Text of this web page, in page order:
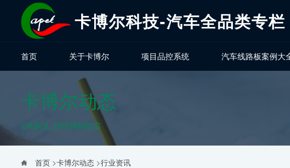
卡博尔科技-汽车全品类专栏
首页 关于卡博尔 项目品控系统 汽车线路板案例大
卡博尔动态
CABOL DYNAMICS
首页>卡博尔动态>行业资讯